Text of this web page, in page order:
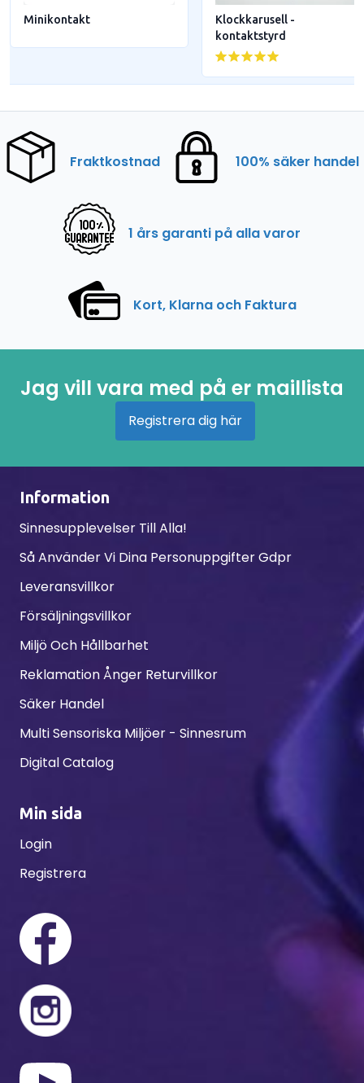
Minikontakt
Klockkarusell -
kontaktstyrd
Fraktkostnad 100% säker handel
1 års garanti på alla varor
Kort, Klarna och Faktura
Jag vill vara med på er maillista
Registrera dig här
Information
Sinnesupplevelser Till Alla!
Så Använder Vi Dina Personuppgifter Gdpr
Leveransvillkor
Försäljningsvillkor
Miljö Och Hållbarhet
Reklamation Ånger Returvillkor
Säker Handel
Multi Sensoriska Miljöer - Sinnesrum
Digital Catalog
Min sida
Login
Registrera